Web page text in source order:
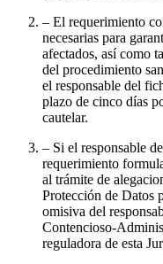
– El requerimiento
necesarias para
afectados, así como
del procedimiento
el responsable del
plazo de cinco días
cautelar.
– Si el responsable
requerimiento
al trámite de
Protección de Datos
omisiva del
Contencioso-
reguladora de esta